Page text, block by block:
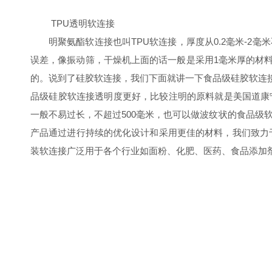
TPU透明软连接
明聚氨酯软连接也叫TPU软连接，厚度从0.2毫米-2毫
误差，像振动筛，干燥机上面的话一般是采用1毫米厚的材
的。说到了硅胶软连接，我们下面就讲一下食品级硅胶软
品级硅胶软连接透明度更好，比较注明的原料就是美国道
一般不易过长，不超过500毫米，也可以做波纹状的食品级
产品通过进行持续的优化设计和采用更佳的材料，我们致
装软连接广泛用于各个行业如面粉、化肥、医药、食品添